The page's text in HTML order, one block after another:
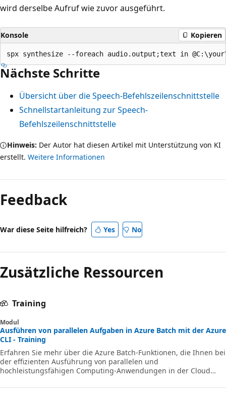
wird derselbe Aufruf wie zuvor ausgeführt.
Konsole Kopieren
Nächste Schritte
Übersicht über die Speech-Befehlszeilenschnittstelle
Schnellstartanleitung zur Speech-
Befehlszeilenschnittstelle
Hinweis: Der Autor hat diesen Artikel mit Unterstützung von KI
erstellt. Weitere Informationen
Feedback
War diese Seite hilfreich? Yes No
Zusätzliche Ressourcen
Training
Modul
Ausführen von parallelen Aufgaben in Azure Batch mit der Azure
CLI - Training
Erfahren Sie mehr über die Azure Batch-Funktionen, die Ihnen bei
der effizienten Ausführung von parallelen und
hochleistungsfähigen Computing-Anwendungen in der Cloud